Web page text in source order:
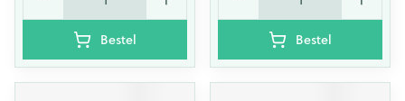
Bestel Bestel